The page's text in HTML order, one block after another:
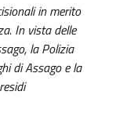
in merito
In vista delle
la Polizia
di Assago e la